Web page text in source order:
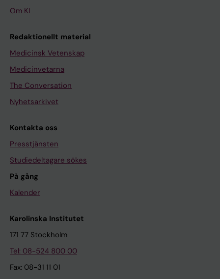
Om KI
Redaktionellt material
Medicinsk Vetenskap
Medicinvetarna
The Conversation
Nyhetsarkivet
Kontakta oss
Presstjänsten
Studiedeltagare sökes
På gång
Kalender
Karolinska Institutet
171 77 Stockholm
Tel: 08-524 800 00
Fax: 08-31 11 01